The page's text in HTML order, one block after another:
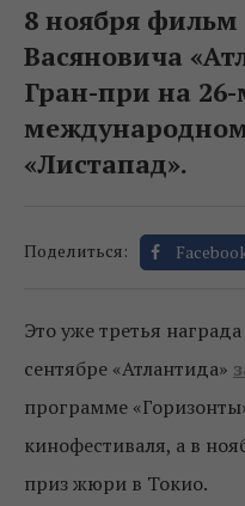
8 ноября
Васяновича
Гран-при на
«Листапад».
Поделиться:
Это уже третья
сентябре «Атлантида»
программе
кинофестиваля, а в
приз жюри в Токио.